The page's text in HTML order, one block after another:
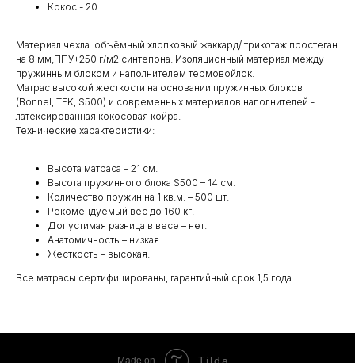
Кокос - 20
Материал чехла: объёмный хлопковый жаккард/ трикотаж простеган
на 8 мм,ППУ+250 г/м2 синтепона. Изоляционный материал между
пружинным блоком и наполнителем термовойлок.
Матрас высокой жесткости на основании пружинных блоков
(Bonnel, TFK, S500) и современных материалов наполнителей -
латексированная кокосовая койра.
Технические характеристики:
Высота матраса – 21 см.
Высота пружинного блока S500 – 14 см.
Количество пружин на 1 кв.м. – 500 шт.
Рекомендуемый вес до 160 кг.
Допустимая разница в весе – нет.
Анатомичность – низкая.
Жесткость – высокая.
Все матрасы сертифицированы, гарантийный срок 1,5 года.
Made on